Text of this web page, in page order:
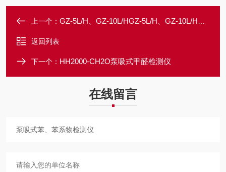
上一个： GZ-5L/H、GZ-10L/HGZ-5L/H、GZ-10L/H、GZ-20L/H座挂两用电热蒸馏水器
返回列表
下一个： HH2000-CH2O泵吸式甲醛检测仪
在线留言